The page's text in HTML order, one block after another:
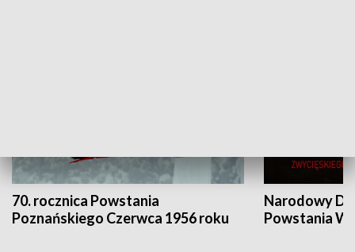
70. rocznica Powstania
Poznańskiego Czerwca 1956 roku
Narodowy
Powstania